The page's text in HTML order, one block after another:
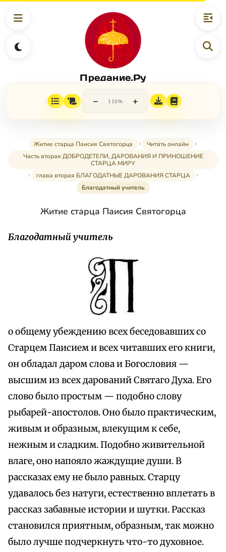
Предание.Ру
− 110% +
Житие старца Паисия Святогорца
Читать онлайн
Часть вторая ДОБРОДЕТЕЛИ, ДАРОВАНИЯ И ПРИНОШЕНИЕ
СТАРЦА МИРУ
глава вторая БЛАГОДАТНЫЕ ДАРОВАНИЯ СТАРЦА
Благодатный учитель
Житие старца Паисия Святогорца
Благодатный учитель
о общему убеждению всех беседовавших со
Старцем Паисием и всех читавших его книги,
он обладал даром слова и Богословия —
высшим из всех дарований Святаго Духа. Его
слово было простым — подобно слову
рыбарей-апостолов. Оно было практическим,
живым и образным, влекущим к себе,
нежным и сладким. Подобно живительной
влаге, оно напояло жаждущие души. В
рассказах ему не было равных. Старцу
удавалось без натуги, естественно вплетать в
рассказ забавные истории и шутки. Рассказ
становился приятным, образным, так можно
было лучше подчеркнуть что-то духовное.